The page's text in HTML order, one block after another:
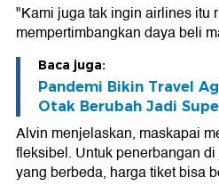
"Kami juga tak ingin airlines itu
mempertimbangkan daya beli
Baca juga:
Pandemi Bikin Travel
Otak Berubah Jadi
Alvin menjelaskan, maskapai
fleksibel. Untuk penerbangan
yang berbeda, harga tiket bisa